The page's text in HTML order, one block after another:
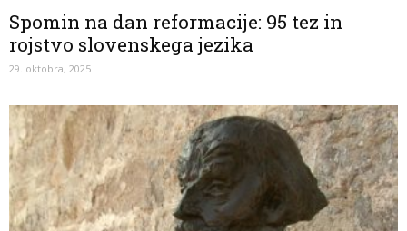
Spomin na dan reformacije: 95 tez in
rojstvo slovenskega jezika
29. oktobra, 2025